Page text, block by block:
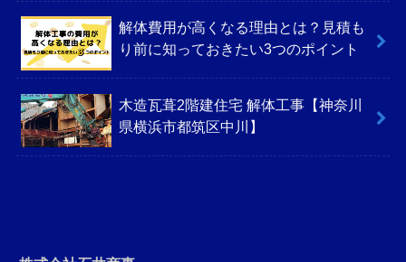
解体費用が高くなる理由とは？見積も
り前に知っておきたい3つのポイント
木造瓦葺2階建住宅 解体工事【神奈川
県横浜市都筑区中川】